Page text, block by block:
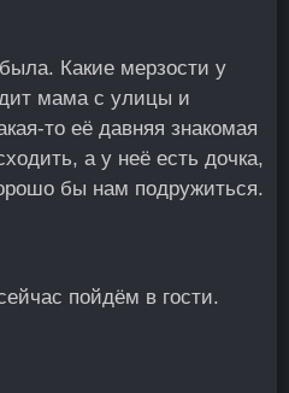
Какие мерзости у
мама с улицы и
то её давняя знакомая
а у неё есть дочка,
бы нам подружиться.
пойдём в гости.